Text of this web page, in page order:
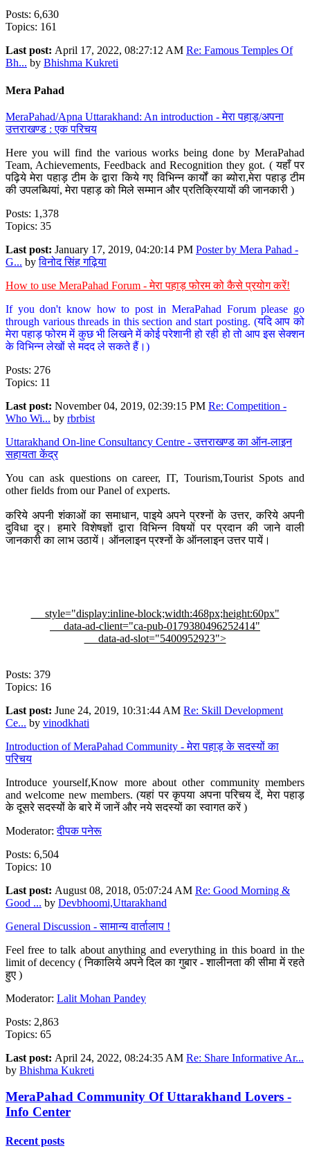
Posts: 6,630
Topics: 161
Last post: April 17, 2022, 08:27:12 AM Re: Famous Temples Of
Bh... by Bhishma Kukreti
Mera Pahad
MeraPahad/Apna Uttarakhand: An introduction - मेरा पहाड़/अपना
उत्तराखण्ड : एक परिचय
Here you will find the various works being done by MeraPahad
Team, Achievements, Feedback and Recognition they got. ( यहाँ पर
पढ़िये मेरा पहाड़ टीम के द्वारा किये गए विभिन्न कार्यों का ब्योरा,मेरा पहाड़ टीम
की उपलब्धियां, मेरा पहाड़ को मिले सम्मान और प्रतिक्रियायों की जानकारी )
Posts: 1,378
Topics: 35
Last post: January 17, 2019, 04:20:14 PM Poster by Mera Pahad -
G... byविनोद सिंह गढ़िया
How to use MeraPahad Forum - मेरा पहाड़ फोरम को कैसे प्रयोग करें!
If you don't know how to post in MeraPahad Forum please go
through various threads in this section and start posting. (यदि आप को
मेरा पहाड़ फोरम में कुछ भी लिखने में कोई परेशानी हो रही हो तो आप इस सेक्शन
के विभिन्न लेखों से मदद ले सकते हैं।)
Posts: 276
Topics: 11
Last post: November 04, 2019, 02:39:15 PM Re: Competition -
Who Wi... by rbrbist
Uttarakhand On-line Consultancy Centre - उत्तराखण्ड का ऑन-लाइन
सहायता केंद्र
You can ask questions on career, IT, Tourism,Tourist Spots and
other fields from our Panel of experts.
करिये अपनी शंकाओं का समाधान, पाइये अपने प्रश्नों के उत्तर, करिये अपनी
दुविधा दूर। हमारे विशेषज्ञों द्वारा विभिन्न विषयों पर प्रदान की जाने वाली
जानकारी का लाभ उठायें। ऑनलाइन प्रश्नों के ऑनलाइन उत्तर पायें।
style="display:inline-block;width:468px;height:60px"
data-ad-client="ca-pub-0179380496252414"
data-ad-slot="5400952923">
Posts: 379
Topics: 16
Last post: June 24, 2019, 10:31:44 AM Re: Skill Development
Ce... by vinodkhati
Introduction of MeraPahad Community - मेरा पहाड़ के सदस्यों का
परिचय
Introduce yourself,Know more about other community members
and welcome new members. (यहां पर कृपया अपना परिचय दें, मेरा पहाड़
के दूसरे सदस्यों के बारे में जानें और नये सदस्यों का स्वागत करें )
Moderator:दीपक पनेरू
Posts: 6,504
Topics: 10
Last post: August 08, 2018, 05:07:24 AM Re: Good Morning &
Good ... by Devbhoomi,Uttarakhand
General Discussion - सामान्य वार्तालाप !
Feel free to talk about anything and everything in this board in the
limit of decency ( निकालिये अपने दिल का गुबार - शालीनता की सीमा में रहते
हुए )
Moderator: Lalit Mohan Pandey
Posts: 2,863
Topics: 65
Last post: April 24, 2022, 08:24:35 AM Re: Share Informative Ar...
by Bhishma Kukreti
MeraPahad Community Of Uttarakhand Lovers -
Info Center
Recent posts